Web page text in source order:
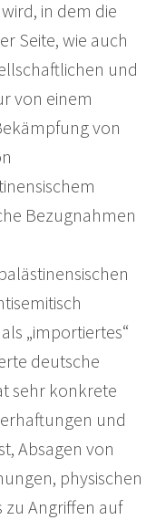
in dem die
Seite, wie auch
und
von einem
von
Bezugnahmen
„importiertes“
deutsche
sehr konkrete
und
Absagen von
physischen
zu Angriffen auf